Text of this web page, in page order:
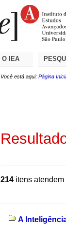
O IEA
Você está aqui: Página
214 itens
A